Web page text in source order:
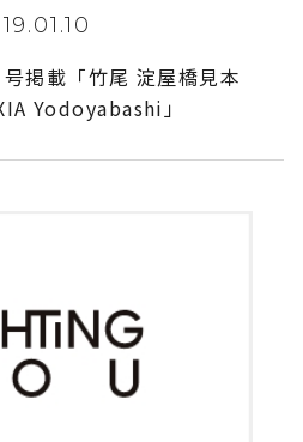
掲載「竹尾 淀屋橋見本
Yodoyabashi」